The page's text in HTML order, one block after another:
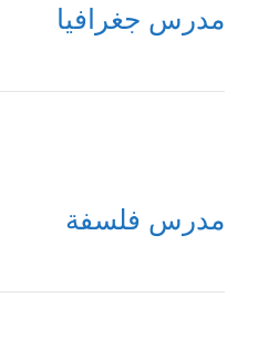
مدرس جغرافيا
مدرس فلسفة